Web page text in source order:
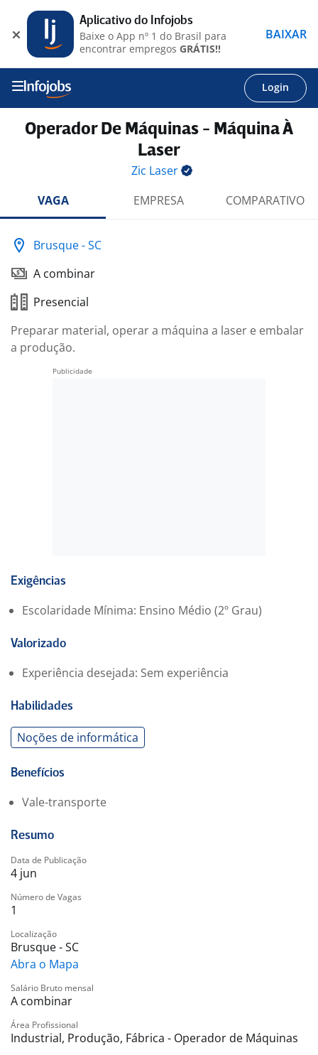
Login
Operador De Máquinas - Máquina À
Laser
Zic Laser
VAGA
EMPRESA COMPARATIVO
Brusque - SC
A combinar
Presencial
Preparar material, operar a máquina a laser e embalar
a produção.
Exigências
Escolaridade Mínima: Ensino Médio (2º Grau)
Valorizado
Experiência desejada: Sem experiência
Habilidades
Noções de informática
Benefícios
Vale-transporte
Resumo
Data de Publicação
4 jun
Número de Vagas
1
Localização
Brusque - SC
Abra o Mapa
Salário Bruto mensal
A combinar
Área Profissional
Industrial, Produção, Fábrica - Operador de Máquinas
Aplicativo do Infojobs
Baixe o App nº 1 do Brasil para
encontrar empregos GRÁTIS!!
BAIXAR